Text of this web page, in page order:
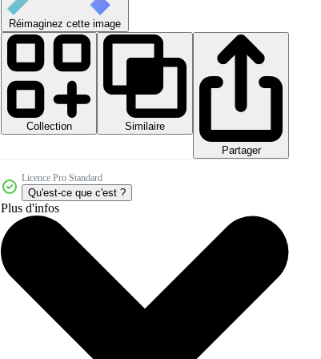
Réimaginez cette image
Collection
Similaire
Partager
Licence Pro Standard
Qu'est-ce que c'est ?
Plus d'infos